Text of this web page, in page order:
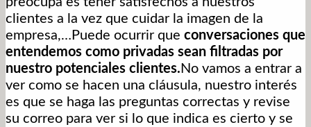
clientes a la vez que cuidar la imagen de la
empresa,…Puede ocurrir que conversaciones que
entendemos como privadas sean filtradas por
nuestro potenciales clientes. No vamos a entrar a
ver como se hacen una cláusula, nuestro interés
es que se haga las preguntas correctas y revise
su correo para ver si lo que indica es cierto y se